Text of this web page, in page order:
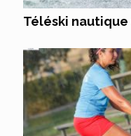
Téléski nautique